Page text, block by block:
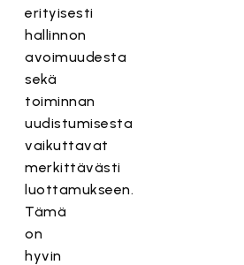
erityisesti
hallinnon
avoimuudesta
sekä
toiminnan
uudistumisesta
vaikuttavat
merkittävästi
luottamukseen.
Tämä
on
hyvin